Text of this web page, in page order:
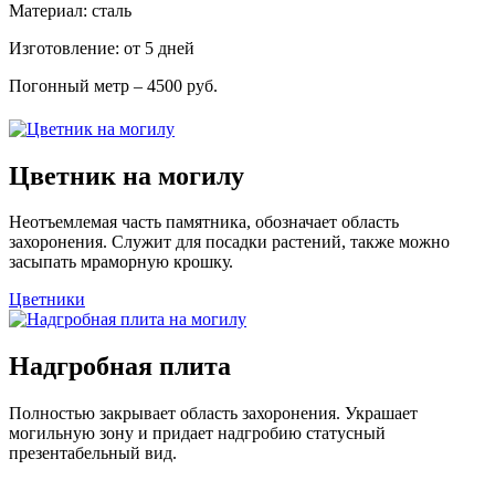
Материал: сталь
Изготовление: от 5 дней
Погонный метр – 4500 руб.
Цветник на могилу
Неотъемлемая часть памятника, обозначает область
захоронения. Служит для посадки растений, также можно
засыпать мраморную крошку.
Цветники
Надгробная плита
Полностью закрывает область захоронения. Украшает
могильную зону и придает надгробию статусный
презентабельный вид.